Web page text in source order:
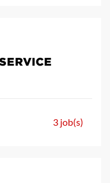
3 job(s)